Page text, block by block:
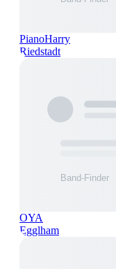
PianoHarry
Riedstadt
OYA
Egglham